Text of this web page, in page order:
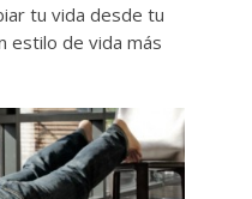
tu vida desde tu
estilo de vida más